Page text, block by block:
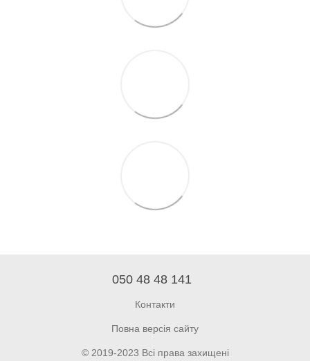
050 48 48 141
Контакти
Повна версія сайту
© 2019-2023 Всі права захищені